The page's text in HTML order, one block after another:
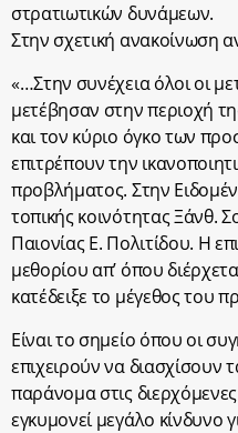
στρατιωτικών δυνάμεων.
Στην σχετική ανακοίνωση
«…Στην συνέχεια όλοι οι
μετέβησαν στην περιοχή
και τον κύριο όγκο των
επιτρέπουν την
προβλήματος. Στην
τοπικής κοινότητας Ξάνθ.
Παιονίας Ε. Πολιτίδου. Η
μεθορίου απ’ όπου
κατέδειξε το μέγεθος του
Είναι το σημείο όπου οι
επιχειρούν να διασχίσουν
παράνομα στις
εγκυμονεί μεγάλο κίνδυνο